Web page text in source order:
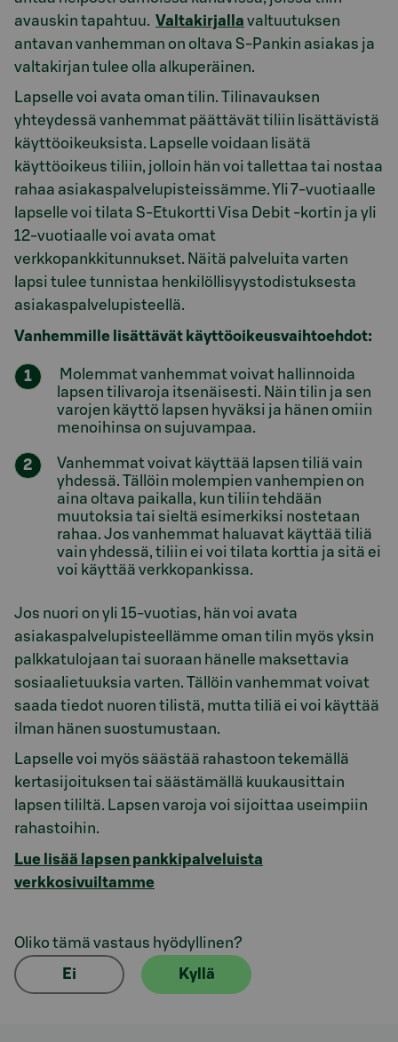
avauskin tapahtuu. Valtakirjalla valtuutuksen
antavan vanhemman on oltava S-Pankin asiakas ja
valtakirjan tulee olla alkuperäinen.
Lapselle voi avata oman tilin. Tilinavauksen
yhteydessä vanhemmat päättävät tiliin lisättävistä
käyttöoikeuksista. Lapselle voidaan lisätä
käyttöoikeus tiliin, jolloin hän voi tallettaa tai nostaa
rahaa asiakaspalvelupisteissämme. Yli 7-vuotiaalle
lapselle voi tilata S-Etukortti Visa Debit -kortin ja yli
12-vuotiaalle voi avata omat
verkkopankkitunnukset. Näitä palveluita varten
lapsi tulee tunnistaa henkilöllisyystodistuksesta
asiakaspalvelupisteellä.
Vanhemmille lisättävät käyttöoikeusvaihtoehdot:
Molemmat vanhemmat voivat hallinnoida
lapsen tilivaroja itsenäisesti. Näin tilin ja sen
varojen käyttö lapsen hyväksi ja hänen omiin
menoihinsa on sujuvampaa.
Vanhemmat voivat käyttää lapsen tiliä vain
yhdessä. Tällöin molempien vanhempien on
aina oltava paikalla, kun tiliin tehdään
muutoksia tai sieltä esimerkiksi nostetaan
rahaa. Jos vanhemmat haluavat käyttää tiliä
vain yhdessä, tiliin ei voi tilata korttia ja sitä ei
voi käyttää verkkopankissa.
Jos nuori on yli 15-vuotias, hän voi avata
asiakaspalvelupisteellämme oman tilin myös yksin
palkkatulojaan tai suoraan hänelle maksettavia
sosiaalietuuksia varten. Tällöin vanhemmat voivat
saada tiedot nuoren tilistä, mutta tiliä ei voi käyttää
ilman hänen suostumustaan.
Lapselle voi myös säästää rahastoon tekemällä
kertasijoituksen tai säästämällä kuukausittain
lapsen tililtä. Lapsen varoja voi sijoittaa useimpiin
rahastoihin.
Lue lisää lapsen pankkipalveluista
verkkosivuiltamme
Oliko tämä vastaus hyödyllinen?
Ei Kyllä